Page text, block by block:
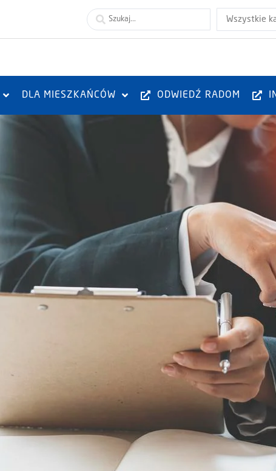
Wszystkie
DLA MIESZKAŃCÓW ODWIEDŹ RADOM